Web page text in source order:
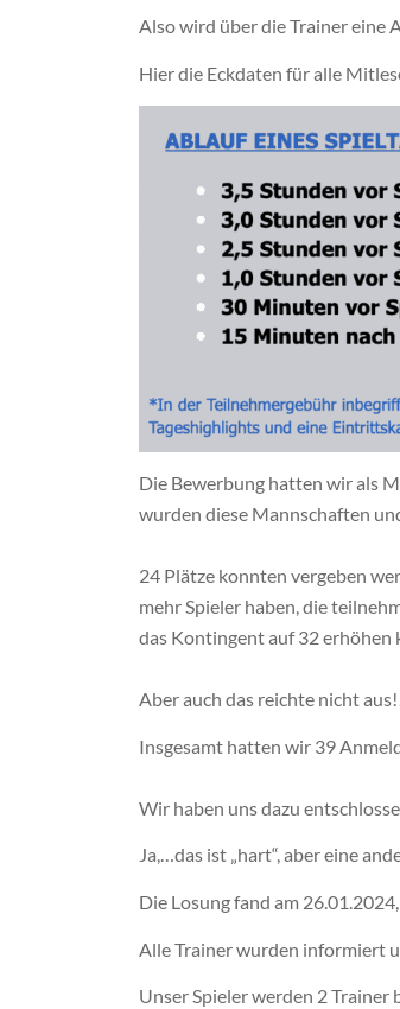
Also wird über die Trainer eine
Hier die Eckdaten für alle
Die Bewerbung hatten wir als
wurden diese Mannschaften
24 Plätze konnten vergeben
mehr Spieler haben, die
das Kontingent auf 32 erhöhen
Aber auch das reichte nicht
Insgesamt hatten wir 39
Wir haben uns dazu
Ja,…das ist „hart“, aber eine
Die Losung fand am
Alle Trainer wurden informiert
Unser Spieler werden 2 Trainer